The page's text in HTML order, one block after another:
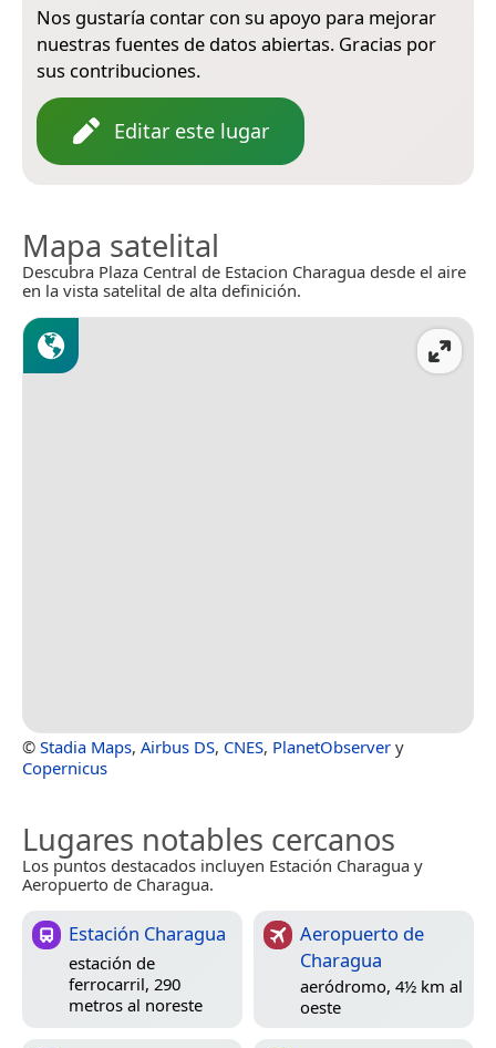
Nos gustaría contar con su apoyo para mejorar
nuestras fuentes de datos abiertas. Gracias por
sus contribuciones.
Editar este lugar
Mapa satelital
Descubra Plaza Central de Estacion Charagua desde el aire
en la vista satelital de alta definición.
© Stadia Maps, Airbus DS, CNES, PlanetObserver y
Copernicus
Lugares notables cercanos
Los puntos destacados incluyen Estación Charagua y
Aeropuerto de Charagua.
Estación Charagua
estación de
ferrocarril, 290
metros al noreste
Aeropuerto de
Charagua
aeródromo, 4½ km al
oeste